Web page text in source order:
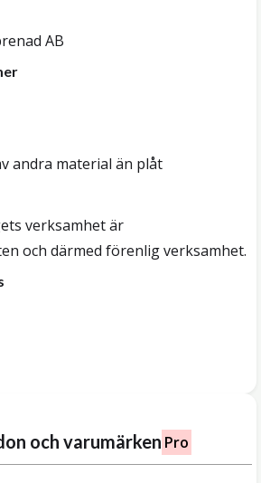
AB
andra material än plåt
verksamhet är
och därmed förenlig verksamhet.
och varumärken Pro